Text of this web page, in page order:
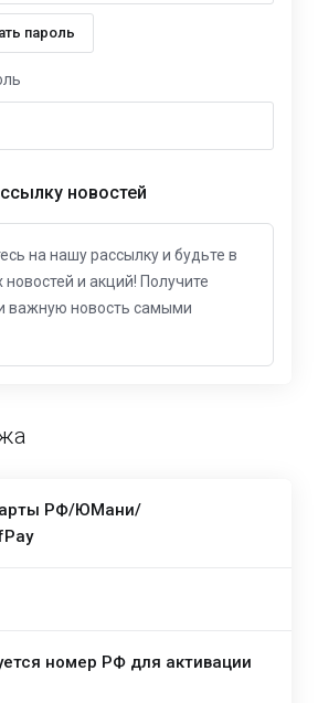
пароль
новостей
на нашу рассылку и будьте в
новостей и акций! Получите
важную новость самыми
РФ/ЮМани/
номер РФ для активации